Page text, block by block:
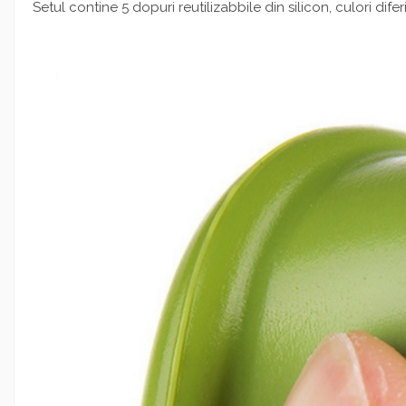
Setul contine 5 dopuri reutilizabbile din silicon, culori